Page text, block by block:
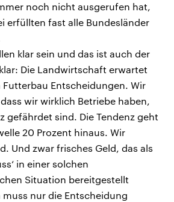
noch nicht ausgerufen hat,
erfüllten fast alle Bundesländer
klar sein und das ist auch der
Die Landwirtschaft erwartet
Entscheidungen. Wir
wir wirklich Betriebe haben,
gefährdet sind. Die Tendenz geht
20 Prozent hinaus. Wir
Und zwar frisches Geld, das als
in einer solchen
Situation bereitgestellt
nur die Entscheidung